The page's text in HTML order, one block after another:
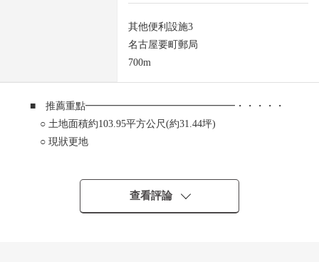
其他便利設施3
名古屋要町郵局
700m
■ 推薦重點━━━━━━━━━━━━━━━・・・・・
○ 土地面積約103.95平方公尺(約31.44坪)
○ 現狀更地
能在喜歡的建築公司、住宅廠商建造。
○ 南側公道接道的整形地
○ 容易居住的閒靜的住宅區
查看評論